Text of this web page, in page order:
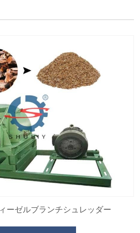
ーゼルブランチシュレッダー